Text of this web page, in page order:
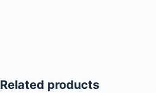
Related products